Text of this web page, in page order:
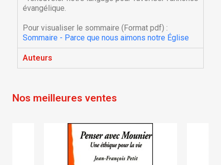
Annuler Créer une liste d'envies
Annuler Connexion
évangélique.
Pour visualiser le sommaire (Format pdf) :
Sommaire - Parce que nous aimons notre Église
Auteurs
Nos meilleures ventes